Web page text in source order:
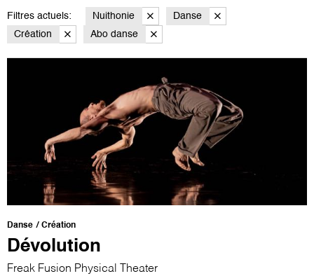
Filtres actuels: Nuithonie
Danse
Création
Abo danse
Danse Création
Dévolution
Freak Fusion Physical Theater